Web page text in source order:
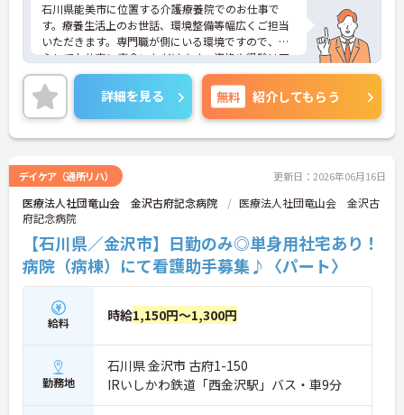
石川県能美市に位置する介護療養院でのお仕事で
す。療養生活上のお世話、環境整備等幅広くご担当
いただきます。専門職が側にいる環境ですので、安
心してお仕事に専念いただけます。資格や経験は不
問です。年間休日は120日あり、ワークライフバラ
ンスも実現しやすいです。ご興味のある方には、面
接対策ポイントなど、さらに詳細をお話しいたしま
すのでお気軽にご相談ください！
詳細を見る 無料 紹介してもらう
デイケア（通所リハ） 更新日：2026年06月16日
医療法人社団竜山会 金沢古府記念病院
医療法人社団竜山会 金沢古
府記念病院
【石川県／金沢市】日勤のみ◎単身用社宅あり！
病院（病棟）にて看護助手募集♪〈パート〉
給料 時給1,150円～1,300円
勤務地
石川県 金沢市 古府1-150
IRいしかわ鉄道「西金沢駅」バス・車9分